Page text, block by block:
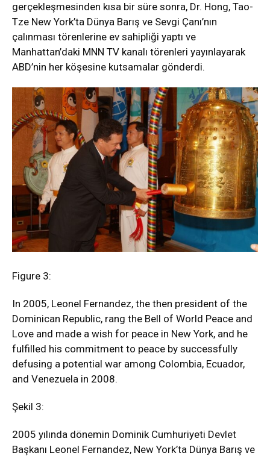
gerçekleşmesinden kısa bir süre sonra, Dr. Hong, Tao-
Tze New York’ta Dünya Barış ve Sevgi Çanı’nın
çalınması törenlerine ev sahipliği yaptı ve
Manhattan’daki MNN TV kanalı törenleri yayınlayarak
ABD’nin her köşesine kutsamalar gönderdi.
Figure 3:
In 2005, Leonel Fernandez, the then president of the
Dominican Republic, rang the Bell of World Peace and
Love and made a wish for peace in New York, and he
fulfilled his commitment to peace by successfully
defusing a potential war among Colombia, Ecuador,
and Venezuela in 2008.
Şekil 3:
2005 yılında dönemin Dominik Cumhuriyeti Devlet
Başkanı Leonel Fernandez, New York’ta Dünya Barış ve